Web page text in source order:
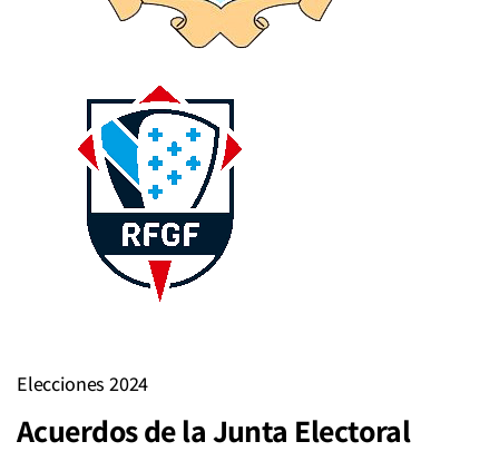
Elecciones 2024
Acuerdos de la Junta Electoral